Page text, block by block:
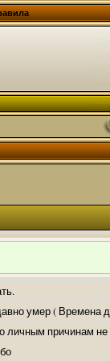
умер ( Времена
личным причинам